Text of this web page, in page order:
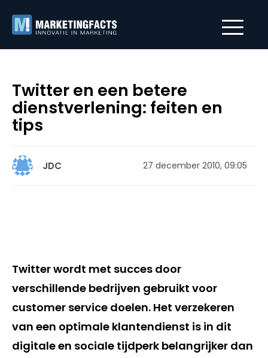
Twitter en een betere
dienstverlening: feiten en
tips
JDC 27 december 2010, 09:05
Twitter wordt met succes door
verschillende bedrijven gebruikt voor
customer service doelen. Het verzekeren
van een optimale klantendienst is in dit
digitale en sociale tijdperk belangrijker dan